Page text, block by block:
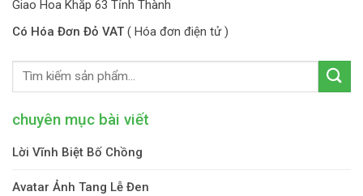
Giao Hoa Khăp 63 Tỉnh Thành
Có Hóa Đơn Đỏ VAT ( Hóa đơn điện tử )
chuyên mục bài viết
Lời Vĩnh Biệt Bố Chồng
Avatar Ảnh Tang Lễ Đen